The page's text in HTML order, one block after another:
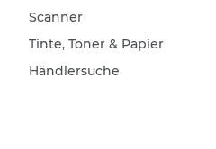
Scanner
Tinte, Toner & Papier
Händlersuche